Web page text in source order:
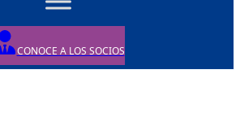
CONOCE A LOS SOCIOS